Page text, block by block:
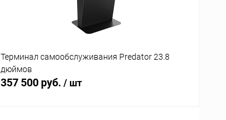
Терминал самообслуживания Predator 23.8
дюймов
357 500 руб. / шт